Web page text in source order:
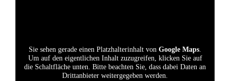
Sie sehen gerade einen Platzhalterinhalt von Google Maps.
Um auf den eigentlichen Inhalt zuzugreifen, klicken Sie auf
die Schaltfläche unten. Bitte beachten Sie, dass dabei Daten an
Drittanbieter weitergegeben werden.